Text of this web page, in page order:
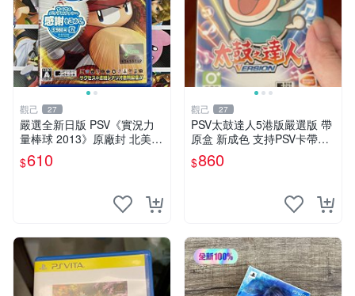
觀己 27
嚴選全新日版 PSV《實況力
量棒球 2013》原廠封 北美未
開箱 實況 力量 棒球
$610
觀己 27
PSV太鼓達人5港版嚴選版 帶
原盒 新成色 支持PSV卡帶無
損讀取 中文遊戲 VOCALOID
曲目豐富 玩法多樣 太鼓達人
$860